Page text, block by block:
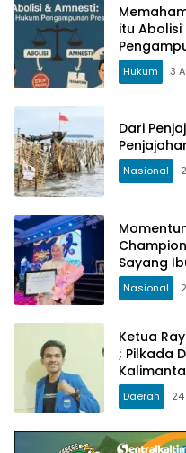
itu
Hukum 3
Dari
Nasional
Sayang
Angka
Nasional
Ketua
; Pilkada
Daerah